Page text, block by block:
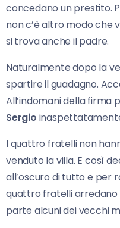
concedano un prestito.
non c’è altro modo che
si trova anche il padre.
Naturalmente dopo la
spartire il guadagno.
All’indomani della firma
Sergio
I quattro fratelli non
venduto la villa. E così
all’oscuro di tutto e per
quattro fratelli arredano
parte alcuni dei vecchi